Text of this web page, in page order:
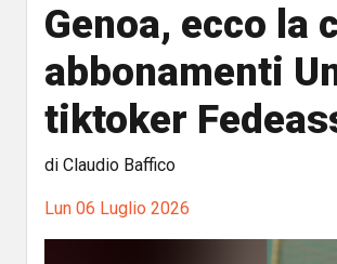
Genoa, ecco la
abbonamenti
tiktoker
di Claudio Baffico
Lun 06 Luglio 2026